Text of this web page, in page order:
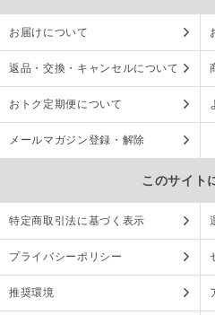
お届けについて
返品・交換・キャンセルについて
おトク定期便について
メールマガジン登録・解除
このサイト
特定商取引法に基づく表示
プライバシーポリシー
推奨環境